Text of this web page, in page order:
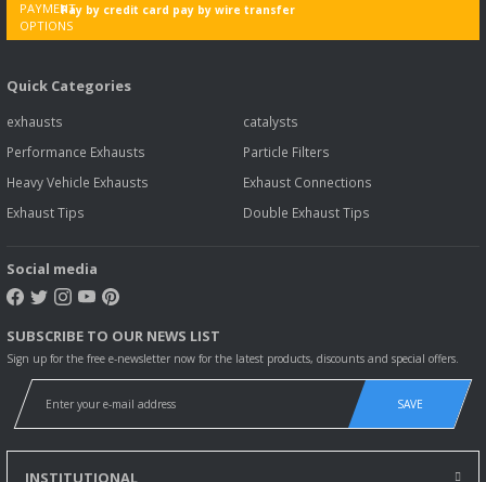
Pay by credit card pay by wire transfer
Quick Categories
exhausts
catalysts
Performance Exhausts
Particle Filters
Heavy Vehicle Exhausts
Exhaust Connections
Exhaust Tips
Double Exhaust Tips
Social media
SUBSCRIBE TO OUR NEWS LIST
Sign up for the free e-newsletter now for the latest products, discounts and special offers.
SAVE
INSTITUTIONAL